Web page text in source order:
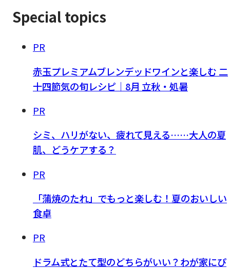
Special topics
PR
赤玉プレミアムブレンデッドワインと楽しむ 二
十四節気の旬レシピ｜8月 立秋・処暑
PR
シミ、ハリがない、疲れて見える……大人の夏
肌、どうケアする？
PR
「蒲焼のたれ」でもっと楽しむ！夏のおいしい
食卓
PR
ドラム式とたて型のどちらがいい？わが家にぴ